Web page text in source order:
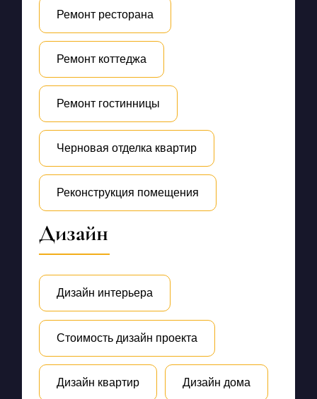
Ремонт ресторана
Ремонт коттеджа
Ремонт гостинницы
Черновая отделка квартир
Реконструкция помещения
Дизайн
Дизайн интерьера
Стоимость дизайн проекта
Дизайн квартир Дизайн дома